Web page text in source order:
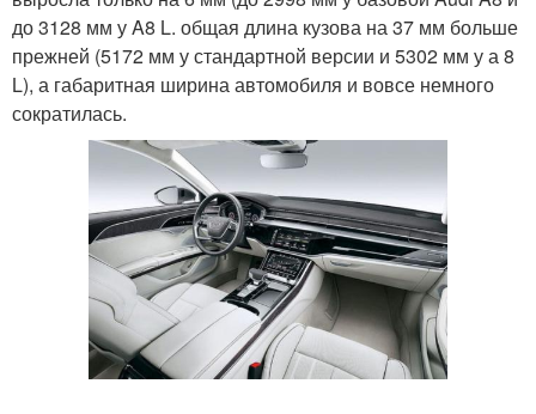
до 3128 мм у A8 L. общая длина кузова на 37 мм больше
прежней (5172 мм у стандартной версии и 5302 мм у а 8
L), а габаритная ширина автомобиля и вовсе немного
сократилась.